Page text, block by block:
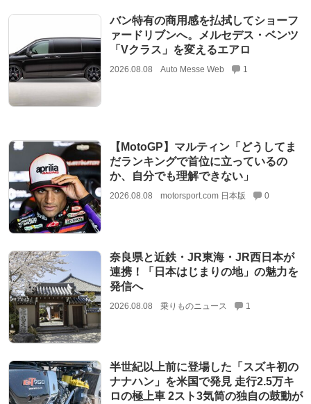
バン特有の商用感を払拭してショーフ
ァードリブンへ。メルセデス・ベンツ
「Vクラス」を変えるエアロ
2026.08.08 Auto Messe Web 1
【MotoGP】マルティン「どうしてま
だランキングで首位に立っているの
か、自分でも理解できない」
2026.08.08 motorsport.com 日本版 0
奈良県と近鉄・JR東海・JR西日本が
連携！「日本はじまりの地」の魅力を
発信へ
2026.08.08 乗りものニュース 1
半世紀以上前に登場した「スズキ初の
ナナハン」を米国で発見 走行2.5万キ
ロの極上車 2スト3気筒の独自の鼓動が